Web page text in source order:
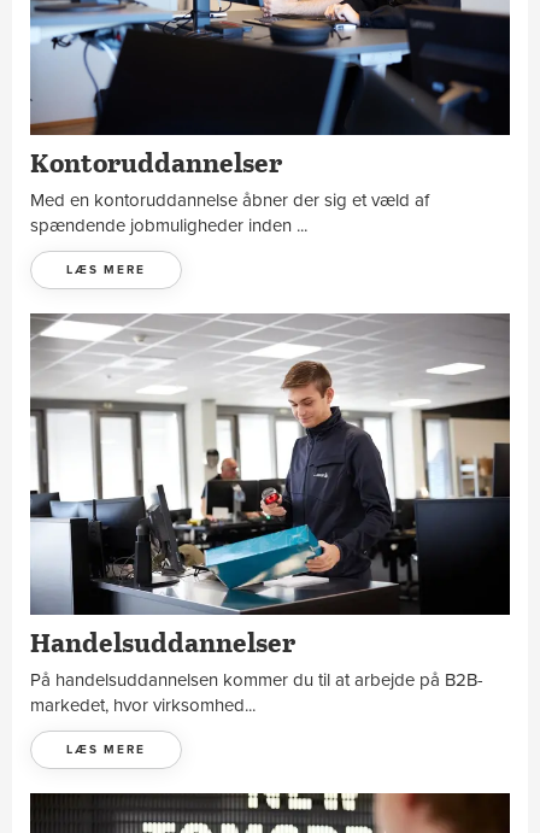
Kontoruddannelser
Med en kontoruddannelse åbner der sig et væld af
spændende jobmuligheder inden ...
LÆS MERE
Handelsuddannelser
På handelsuddannelsen kommer du til at arbejde på B2B-
markedet, hvor virksomhed...
LÆS MERE